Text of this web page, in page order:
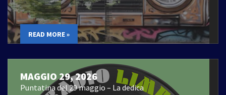
READ MORE »
MAGGIO 29, 2026
Puntatina del 29 maggio – La dedica